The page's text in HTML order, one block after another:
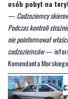
nie poinformował
cudzoziemców—
Komendanta
Wobec pracodawców